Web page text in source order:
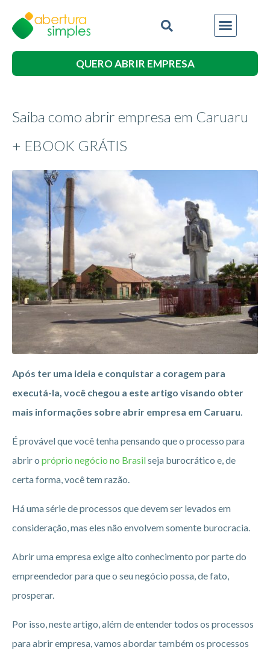
QUERO ABRIR EMPRESA
Saiba como abrir empresa em Caruaru
+ EBOOK GRÁTIS
Após ter uma ideia e conquistar a coragem para
executá-la, você chegou a este artigo visando obter
mais informações sobre abrir empresa em Caruaru.
É provável que você tenha pensando que o processo para
abrir o próprio negócio no Brasilseja burocrático e, de
certa forma, você tem razão.
Há uma série de processos que devem ser levados em
consideração, mas eles não envolvem somente burocracia.
Abrir uma empresa exige alto conhecimento por parte do
empreendedor para que o seu negócio possa, de fato,
prosperar.
Por isso, neste artigo, além de entender todos os processos
para abrir empresa, vamos abordar também os processos